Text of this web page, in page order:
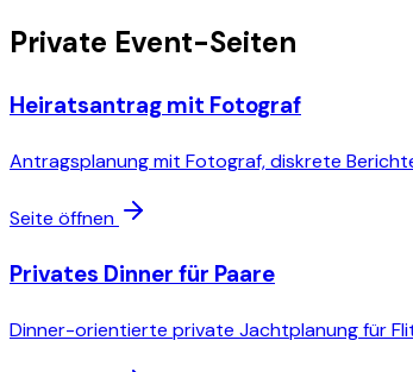
Private Event-Seiten
Heiratsantrag mit Fotograf
Antragsplanung mit Fotograf, diskrete
Seite öffnen
Privates Dinner für Paare
Dinner-orientierte private Jachtplanung für